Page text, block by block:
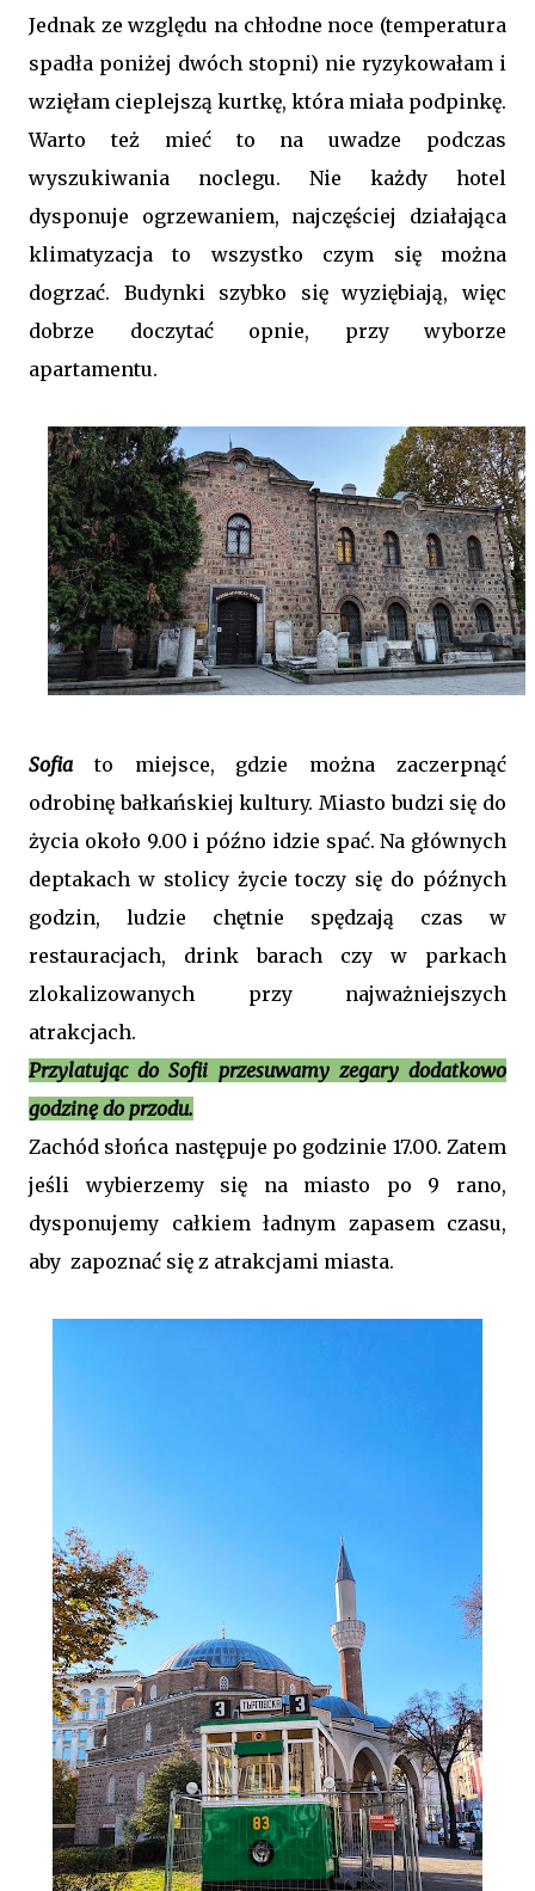
Jednak ze względu na chłodne noce (temperatura
spadła poniżej dwóch stopni) nie ryzykowałam i
wzięłam cieplejszą kurtkę, która miała podpinkę.
Warto też mieć to na uwadze podczas
wyszukiwania noclegu. Nie każdy hotel
dysponuje ogrzewaniem, najczęściej działająca
klimatyzacja to wszystko czym się można
dogrzać. Budynki szybko się wyziębiają, więc
dobrze doczytać opnie, przy wyborze
apartamentu.
Sofia to miejsce, gdzie można zaczerpnąć
odrobinę bałkańskiej kultury. Miasto budzi się do
życia około 9.00 i późno idzie spać. Na głównych
deptakach w stolicy życie toczy się do późnych
godzin, ludzie chętnie spędzają czas w
restauracjach, drink barach czy w parkach
zlokalizowanych przy najważniejszych
atrakcjach.
Przylatując do Sofii przesuwamy zegary dodatkowo
godzinę do przodu.
Zachód słońca następuje po godzinie 17.00. Zatem
jeśli wybierzemy się na miasto po 9 rano,
dysponujemy całkiem ładnym zapasem czasu,
aby zapoznać się z atrakcjami miasta.